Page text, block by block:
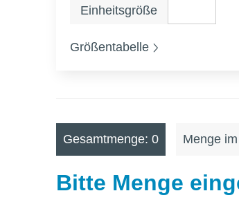
Einheitsgröße
Größentabelle
Gesamtmenge: 0 Menge
Bitte Menge